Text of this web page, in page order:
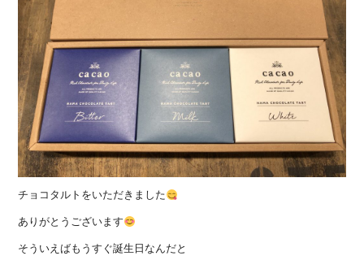
チョコタルトをいただきました
ありがとうございます
そういえばもうすぐ誕生日なんだと